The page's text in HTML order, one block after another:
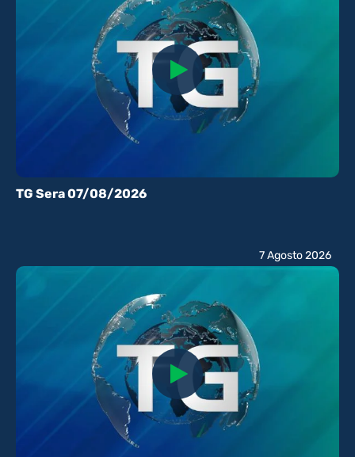
TG Sera 07/08/2026
7 Agosto 2026